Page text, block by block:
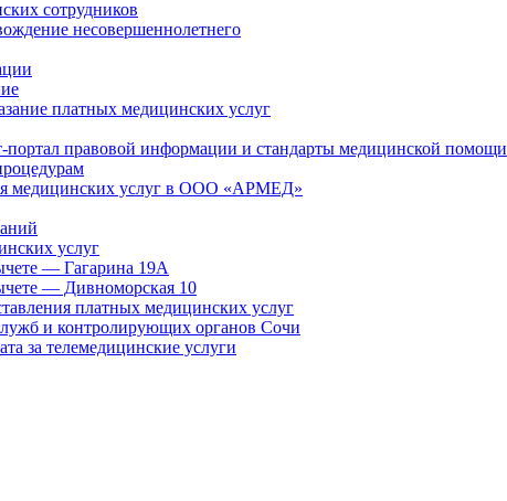
сотрудников
несовершеннолетнего
платных медицинских услуг
правовой информации и стандарты медицинской помощи
медицинских услуг в ООО «АРМЕД»
услуг
— Гагарина 19А
— Дивноморская 10
платных медицинских услуг
и контролирующих органов Сочи
за телемедицинские услуги